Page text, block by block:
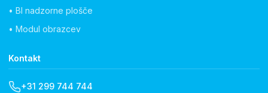
• BI nadzorne plošče
• Modul obrazcev
Kontakt
+31 299 744 744